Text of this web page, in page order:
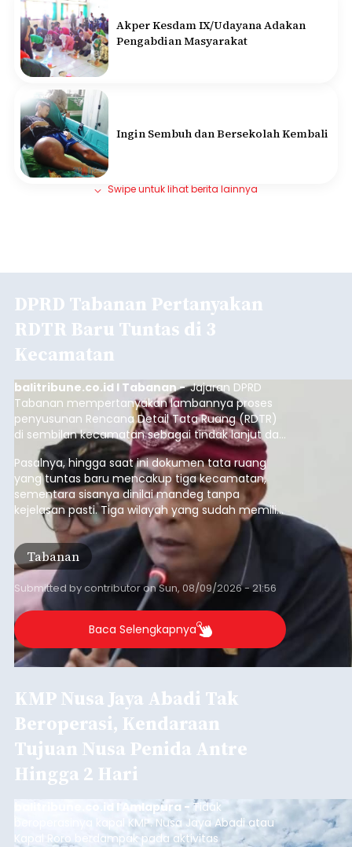
Akper Kesdam IX/Udayana Adakan
Pengabdian Masyarakat
Ingin Sembuh dan Bersekolah Kembali
Swipe untuk lihat berita lainnya
DPRD Tabanan Pertanyakan
RDTR Baru Tuntas di 3
Kecamatan
balitribune.co.id I Tabanan -Jajaran DPRD
Tabanan mempertanyakan lambannya proses
penyusunan Rencana Detail Tata Ruang (RDTR)
di sembilan kecamatan sebagai tindak lanjut dari
pelaksanaan RTRW.
Pasalnya, hingga saat ini dokumen tata ruang
yang tuntas baru mencakup tiga kecamatan,
sementara sisanya dinilai mandeg tanpa
kejelasan pasti. Tiga wilayah yang sudah memiliki
RDTR tersebut meliputi Kecamatan Kediri,
Tabanan, dan Selemadeg Barat.
Tabanan
Submitted bycontributoronSun, 08/09/2026 - 21:56
Baca Selengkapnya
KMP Nusa Jaya Abadi Tak
Beroperasi, Kendaraan
Tujuan Nusa Penida Antre
Hingga 2 Hari
balitribune.co.id I Amlapura - Tidak
beroperasinya kapal KMP. Nusa Jaya Abadi atau
Kapal Roro berdampak pada aktivitas